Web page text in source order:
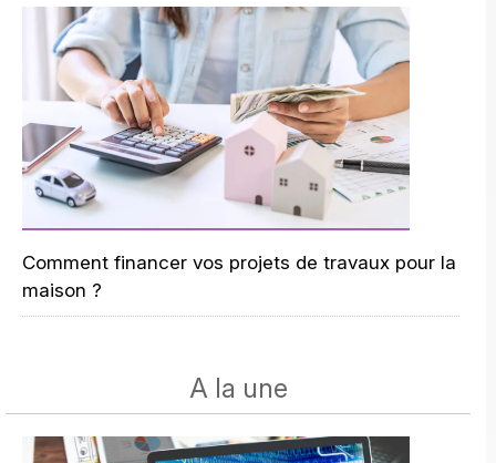
Comment financer vos projets de travaux pour la
maison ?
A la une